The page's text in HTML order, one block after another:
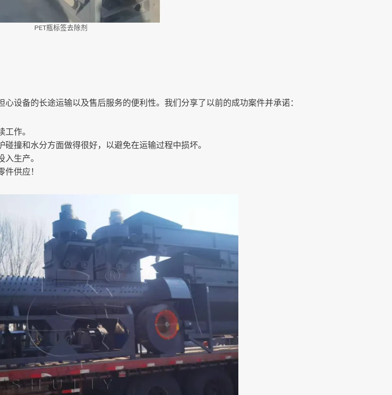
PET瓶标签去除剂
设备的长途运输以及售后服务的便利性。我们分享了以前的成功案件并承诺：
作。
撞和水分方面做得很好，以避免在运输过程中损坏。
生产。
供应！